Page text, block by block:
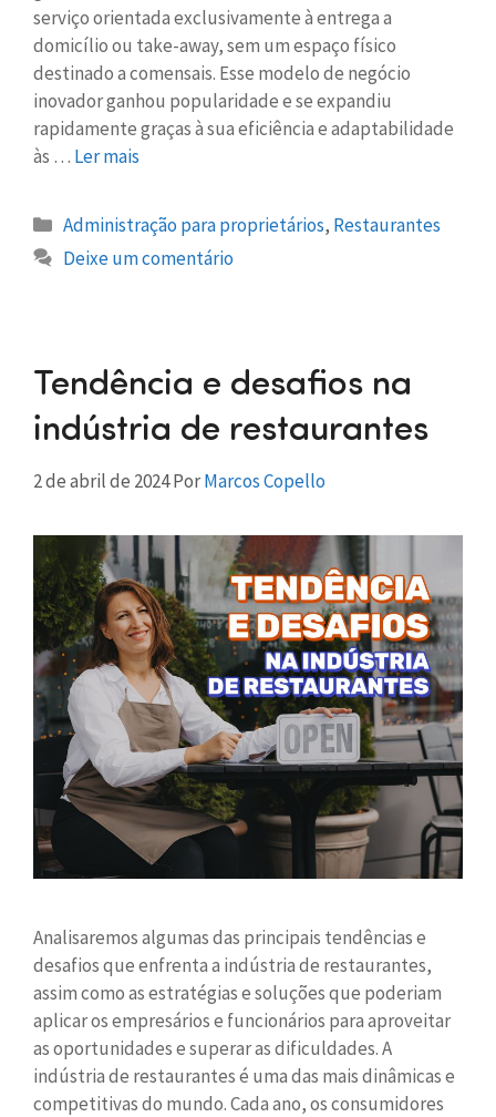
serviço orientada exclusivamente à entrega a
domicílio ou take-away, sem um espaço físico
destinado a comensais. Esse modelo de negócio
inovador ganhou popularidade e se expandiu
rapidamente graças à sua eficiência e adaptabilidade
às … Ler mais
Administração para proprietários, Restaurantes
Deixe um comentário
Tendência e desafios na
indústria de restaurantes
2 de abril de 2024PorMarcos Copello
Analisaremos algumas das principais tendências e
desafios que enfrenta a indústria de restaurantes,
assim como as estratégias e soluções que poderiam
aplicar os empresários e funcionários para aproveitar
as oportunidades e superar as dificuldades. A
indústria de restaurantes é uma das mais dinâmicas e
competitivas do mundo. Cada ano, os consumidores